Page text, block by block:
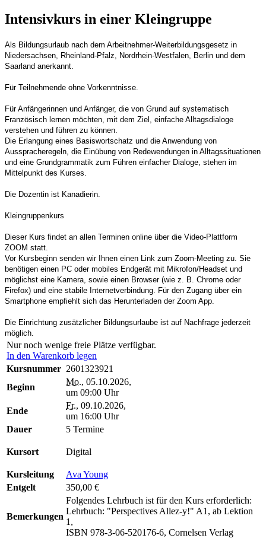
Intensivkurs in einer Kleingruppe
Als Bildungsurlaub nach dem Arbeitnehmer-Weiterbildungsgesetz in
Niedersachsen, Rheinland-Pfalz, Nordrhein-Westfalen, Berlin und dem
Saarland anerkannt.
Für Teilnehmende ohne Vorkenntnisse.
Für Anfängerinnen und Anfänger, die von Grund auf systematisch
Französisch lernen möchten, mit dem Ziel, einfache Alltagsdialoge
verstehen und führen zu können.
Die Erlangung eines Basiswortschatz und die Anwendung von
Ausspracheregeln, die Einübung von Redewendungen in Alltagssituationen
und eine Grundgrammatik zum Führen einfacher Dialoge, stehen im
Mittelpunkt des Kurses.
Die Dozentin ist Kanadierin.
Kleingruppenkurs
Dieser Kurs findet an allen Terminen online über die Video-Plattform
ZOOM statt.
Vor Kursbeginn senden wir Ihnen einen Link zum Zoom-Meeting zu. Sie
benötigen einen PC oder mobiles Endgerät mit Mikrofon/Headset und
möglichst eine Kamera, sowie einen Browser (wie z. B. Chrome oder
Firefox) und eine stabile Internetverbindung. Für den Zugang über ein
Smartphone empfiehlt sich das Herunterladen der Zoom App.
Die Einrichtung zusätzlicher Bildungsurlaube ist auf Nachfrage jederzeit
möglich.
Nur noch wenige freie Plätze verfügbar.
In den Warenkorb legen
Kursnummer 2601323921
Beginn
Mo., 05.10.2026,
um 09:00 Uhr
Ende
Fr., 09.10.2026,
um 16:00 Uhr
Dauer
5 Termine
Kursort Digital
Kursleitung
Ava Young
Entgelt
350,00 €
Bemerkungen
Folgendes Lehrbuch ist für den Kurs erforderlich:
Lehrbuch: "Perspectives Allez-y!" A1, ab Lektion
1,
ISBN 978-3-06-520176-6, Cornelsen Verlag